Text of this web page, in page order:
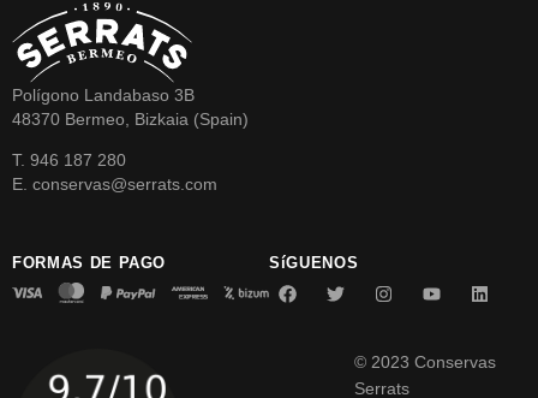
Polígono Landabaso 3B
48370 Bermeo, Bizkaia (Spain)
T. 946 187 280
E. conservas@serrats.com
FORMAS DE PAGO SíGUENOS
© 2023 Conservas
Serrats